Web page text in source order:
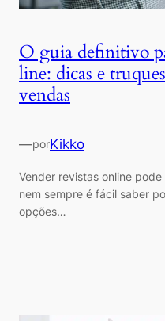
O guia definitivo
line: dicas e
vendas
—porKikko
Vender revistas online
nem sempre é fácil saber
opções…